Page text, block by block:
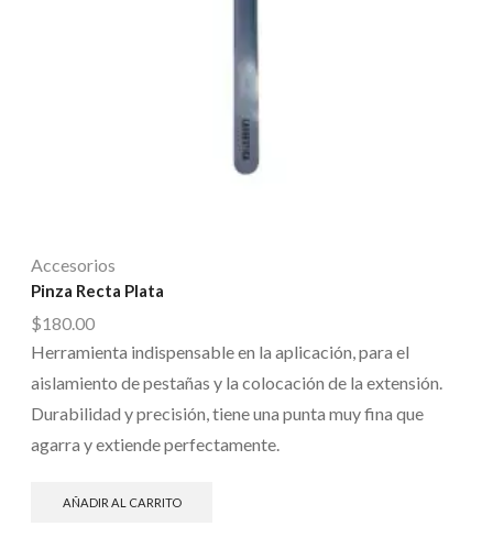
Accesorios
Pinza Recta Plata
$180.00
Herramienta indispensable en la aplicación, para el
aislamiento de pestañas y la colocación de la extensión.
Durabilidad y precisión, tiene una punta muy fina que
agarra y extiende perfectamente.
AÑADIR AL CARRITO